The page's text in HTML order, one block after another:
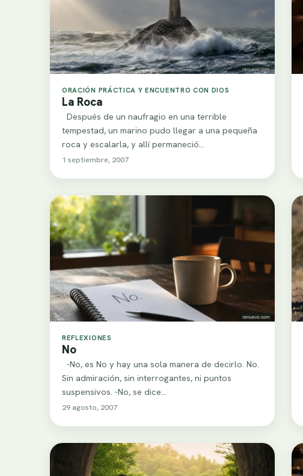
ORACIÓN PRÁCTICA Y ENCUENTRO CON DIOS
La Roca
Después de un naufragio en una terrible
tempestad, un marino pudo llegar a una pequeña
roca y escalarla, y allí permaneció…
1 septiembre, 2007
REFLEXIONES
No
-No, es No y hay una sola manera de decirlo. No.
Sin admiración, sin interrogantes, ni puntos
suspensivos. -No, se dice…
29 agosto, 2007